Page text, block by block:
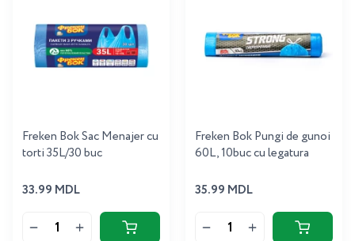
Freken Bok Sac Menajer cu
torti 35L/30 buc
33.99 MDL
Freken Bok Pungi de gunoi
60L, 10buc cu legatura
35.99 MDL